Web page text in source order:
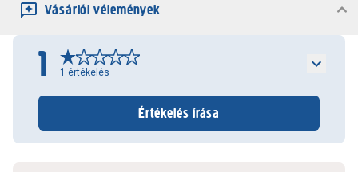
Vásárlói vélemények
1 1 értékelés
Értékelés írása